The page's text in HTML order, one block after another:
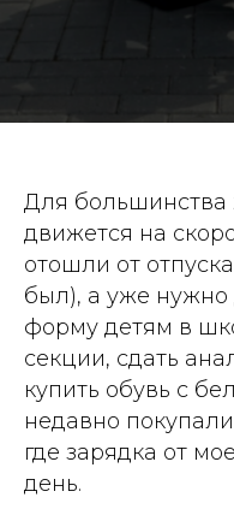
Для большинства
движется на
отошли от
был), а уже нужно
форму детям в
секции, сдать
купить обувь с
недавно
где зарядка от
день.